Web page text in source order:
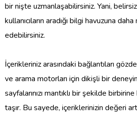
bir nişte uzmanlaşabilirsiniz. Yani,
kullanıcıların aradığı bilgi havuzuna
edebilirsiniz.
İçerikleriniz arasındaki bağlantıları
ve arama motorları için dikişli bir
sayfalarınızı mantıklı bir şekilde
taşır. Bu sayede, içeriklerinizin değeri